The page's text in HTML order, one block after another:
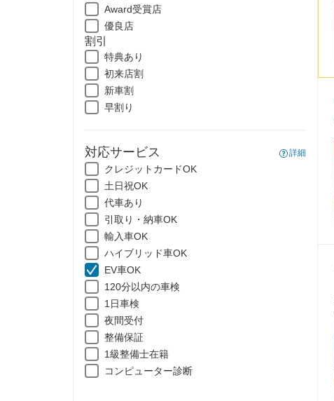
Award受賞店
優良店
割引
特典あり
初来店割
新車割
早割り
対応サービス 詳細
クレジットカードOK
土日祝OK
代車あり
引取り・納車OK
輸入車OK
ハイブリッド車OK
EV車OK
120分以内の車検
1日車検
夜間受付
整備保証
1級整備士在籍
コンピューター診断